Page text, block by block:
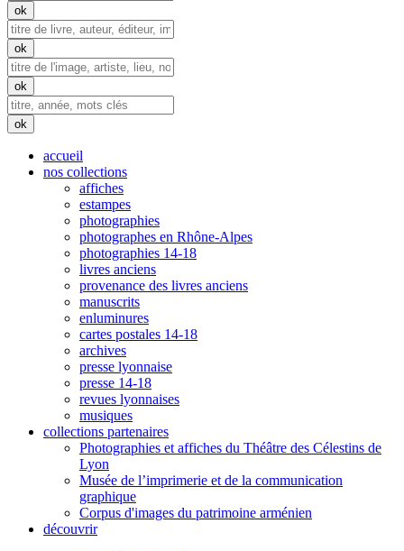
accueil
nos collections
affiches
estampes
photographies
photographes en Rhône-Alpes
photographies 14-18
livres anciens
provenance des livres anciens
manuscrits
enluminures
cartes postales 14-18
archives
presse lyonnaise
presse 14-18
revues lyonnaises
musiques
collections partenaires
Photographies et affiches du Théâtre des Célestins de
Lyon
Musée de l’imprimerie et de la communication
graphique
Corpus d'images du patrimoine arménien
découvrir